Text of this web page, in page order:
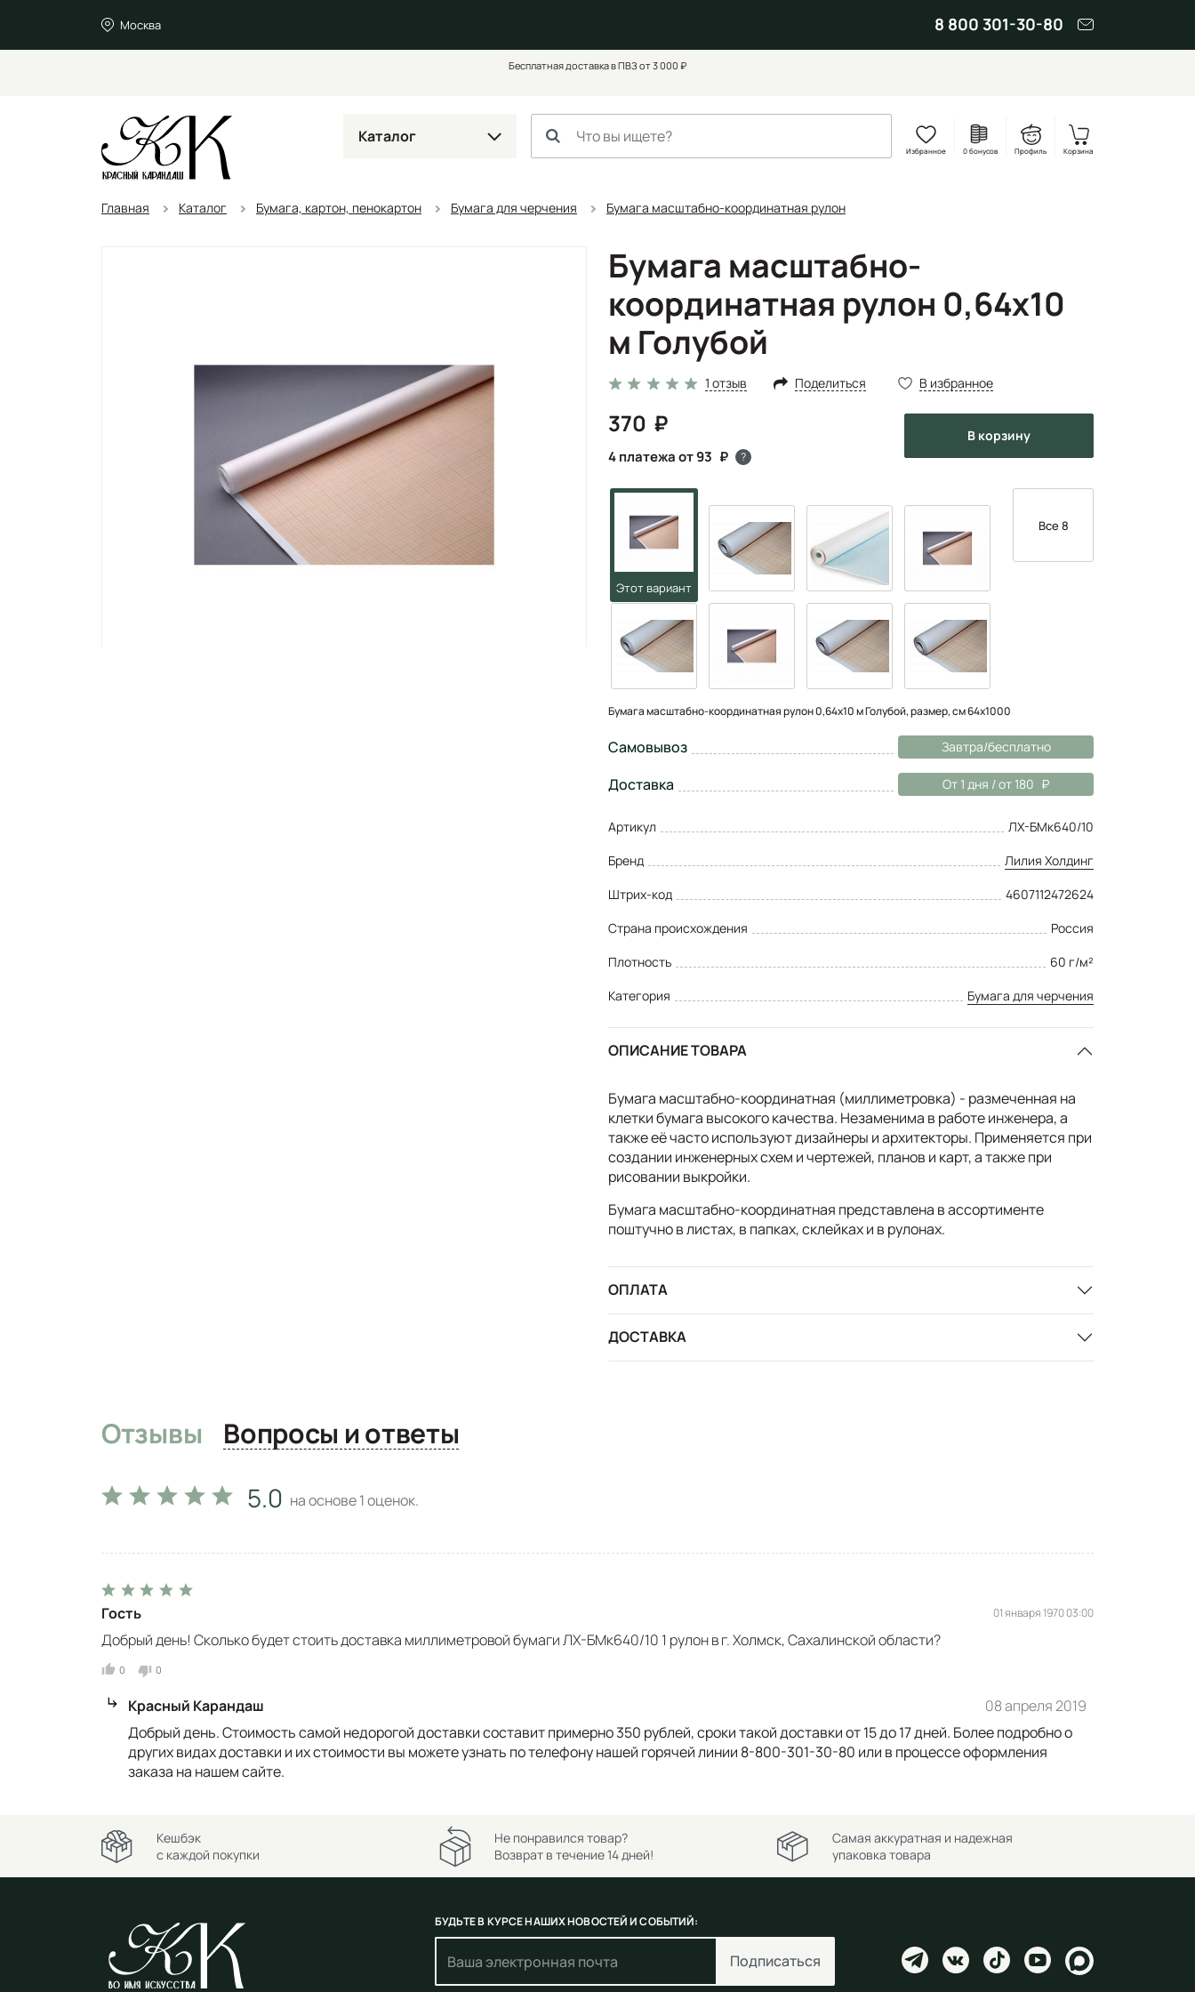
Москва 8 800 301-30-80
Бесплатная доставка в ПВЗ от 3 000 ₽
Каталог
Избранное 0 бонусов Профиль Корзина
Главная Каталог Бумага, картон, пенокартон Бумага для черчения Бумага масштабно-координатная рулон
Бумага масштабно-
координатная рулон 0,64х10
м Голубой
1 отзыв Поделиться В избранное
370
4 платежа от 93 ?
в корзину
Все 8
Бумага масштабно-координатная рулон 0,64х10 м Голубой, размер, см 64х1000
Самовывоз Завтра/бесплатно
Доставка От 1 дня / от 180
Артикул
ЛХ-БМк640/10
Бренд
Лилия Холдинг
Штрих-код
4607112472624
Страна происхождения
Россия
Плотность
60 г/м²
Категория
Бумага для черчения
ОПИСАНИЕ ТОВАРА
Бумага масштабно-координатная (миллиметровка) - размеченная на
клетки бумага высокого качества. Незаменима в работе инженера, а
также её часто используют дизайнеры и архитекторы. Применяется при
создании инженерных схем и чертежей, планов и карт, а также при
рисовании выкройки.
Бумага масштабно-координатная представлена в ассортименте
поштучно в листах, в папках, склейках и в рулонах.
ОПЛАТА
ДОСТАВКА
Отзывы Вопросы и ответы
5.0 на основе1оценок.
Гость 01 января 1970 03:00
Добрый день! Сколько будет стоить доставка миллиметровой бумаги ЛХ-БМк640/10 1 рулон в г. Холмск, Сахалинской области?
0 0
Красный Карандаш
08 апреля 2019
Добрый день. Стоимость самой недорогой доставки составит примерно 350 рублей, сроки такой доставки от 15 до 17 дней. Более подробно о
других видах доставки и их стоимости вы можете узнать по телефону нашей горячей линии 8-800-301-30-80 или в процессе оформления
заказа на нашем сайте.
Кешбэк
с каждой покупки
Не понравился товар?
Возврат в течение 14 дней!
Самая аккуратная и надежная
упаковка товара
БУДЬТЕ В КУРСЕ НАШИХ НОВОСТЕЙ И СОБЫТИЙ:
Подписаться